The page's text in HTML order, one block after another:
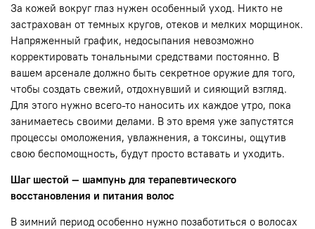
За кожей вокруг глаз нужен особенный уход. Никто не
застрахован от темных кругов, отеков и мелких морщинок.
Напряженный график, недосыпания невозможно
корректировать тональными средствами постоянно. В
вашем арсенале должно быть секретное оружие для того,
чтобы создать свежий, отдохнувший и сияющий взгляд.
Для этого нужно всего-то наносить их каждое утро, пока
занимаетесь своими делами. В это время уже запустятся
процессы омоложения, увлажнения, а токсины, ощутив
свою беспомощность, будут просто вставать и уходить.
Шаг шестой — шампунь для терапевтического
восстановления и питания волос
В зимний период особенно нужно позаботиться о волосах